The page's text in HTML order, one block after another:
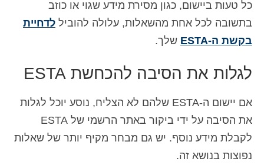
כל טעות ביישום, כגון מסירת מידע שגוי או כוזב
בתשובה לכל אחת מהשאלות, עלולה להוביל לדחיית
בקשת ה-ESTA
שלך.
לגלות את הסיבה להכחשת ESTA
אם יישום ה-ESTA שלהם לא הצליח, נוסע יוכל לגלות
את הסיבה על ידי ביקור באתר הרשמי של ESTA
לקבלת מידע נוסף. יש גם מבחר מקיף יותר של שאלות
נפוצות בנושא זה.